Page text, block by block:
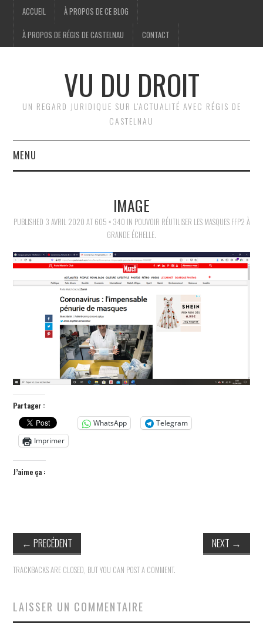
ACCUEIL À PROPOS DE CE BLOG
À PROPOS DE RÉGIS DE CASTELNAU CONTACT
VU DU DROIT
UN REGARD JURIDIQUE SUR L'ACTUALITÉ AVEC RÉGIS DE
CASTELNAU
MENU
POLITIQUE
HISTOIRE
CULTURE
IMAGE
PUBLISHED 3 AVRIL 2020 AT 605 × 340 IN POUVOIR RÉUTILISER LES MASQUES FFP2 À
GRANDE ÉCHELLE.
Partager :
WhatsApp
Telegram
Imprimer
J’aime ça :
← PRECÉDENT NEXT →
TRACKBACKS ARE CLOSED, BUT YOU CAN POST A COMMENT.
LAISSER UN COMMENTAIRE